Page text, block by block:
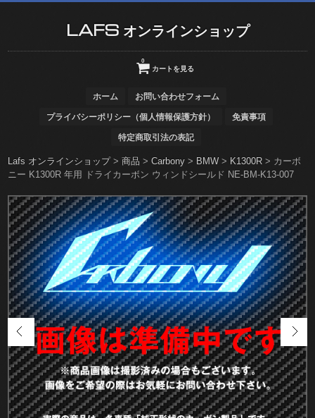
LAFS オンラインショップ
カートを見る
0
ホーム お問い合わせフォーム
プライバシーポリシー（個人情報保護方針） 免責事項
特定商取引法の表記
Lafs オンラインショップ>商品 >Carbony > BMW > K1300R > カーボ
ニー K1300R 年用 ドライカーボン ウィンドシールド NE-BM-K13-007